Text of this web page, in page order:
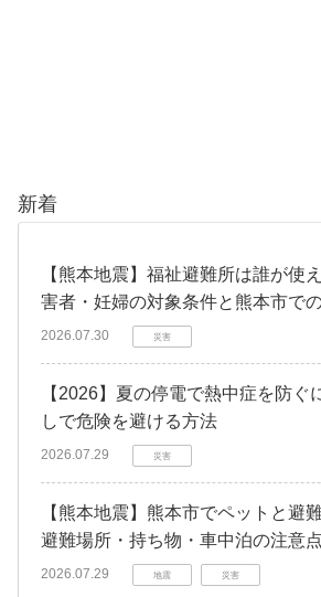
新着
【熊本地震】福祉避難所は誰が使
害者・妊婦の対象条件と熊本市で
2026.07.30 災害
【2026】夏の停電で熱中症を防ぐ
しで危険を避ける方法
2026.07.29 災害
【熊本地震】熊本市でペットと避
避難場所・持ち物・車中泊の注意点
2026.07.29 地震 災害